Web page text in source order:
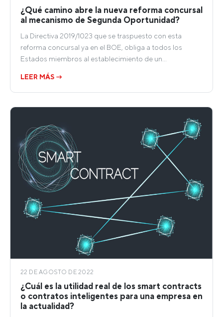
¿Qué camino abre la nueva reforma concursal
al mecanismo de Segunda Oportunidad?
La Directiva 2019/1023 que se traspuesto con esta
reforma concursal ya en el BOE, obliga a todos los
Estados miembros al establecimiento de un…
LEER MÁS →
22 DE AGOSTO DE 2022
¿Cuál es la utilidad real de los smart contracts
o contratos inteligentes para una empresa en
la actualidad?